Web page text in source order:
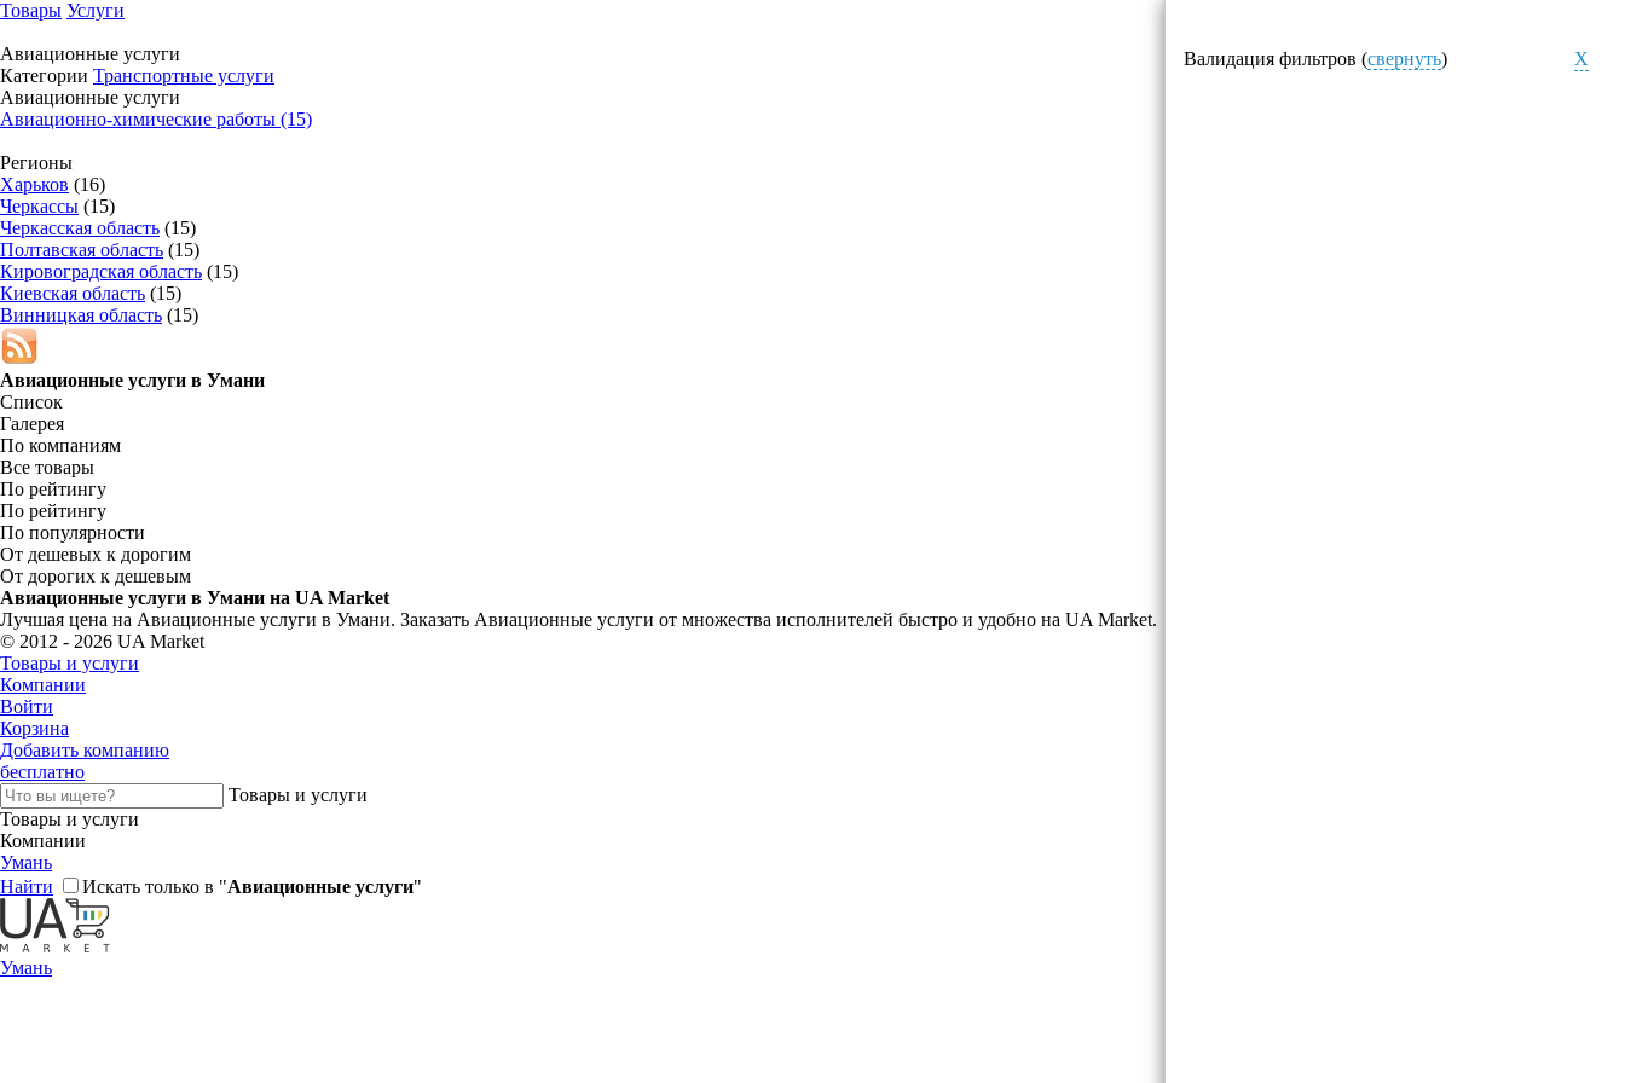
Товары Услуги
Авиационные услуги Валидация фильтров (свернуть)
X
Категории Транспортные услуги
Авиационные услуги
Авиационно-химические работы (15)
Регионы
Харьков (16)
Черкассы (15)
Черкасская область (15)
Полтавская область (15)
Кировоградская область (15)
Киевская область (15)
Винницкая область (15)
Авиационные услуги в Умани
Список
Галерея
По компаниям
Все товары
По рейтингу
По рейтингу
По популярности
От дешевых к дорогим
От дорогих к дешевым
Авиационные услуги в Умани на UA Market
Лучшая цена на Авиационные услуги в Умани. Заказать Авиационные услуги от множества исполнителей быстро и удобно на UA Market.
© 2012 - 2026 UA Market
Товары и услуги
Компании
Войти
Корзина
Добавить компанию
бесплатно
Товары и услуги
Товары и услуги
Компании
Умань
Найти
Искать только в "Авиационные услуги"
Умань